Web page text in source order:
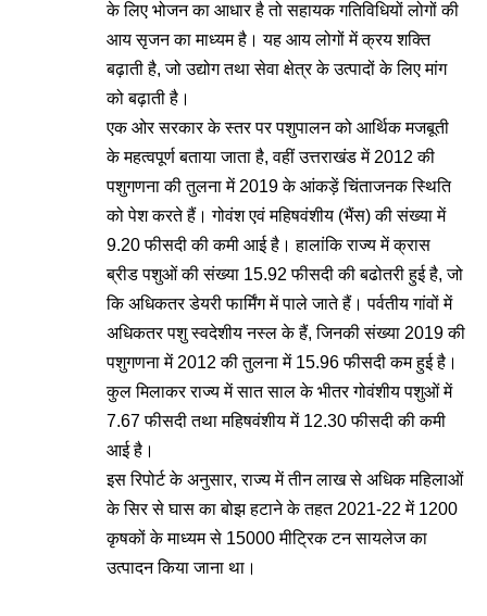
के लिए भोजन का आधार है तो सहायक गतिविधियों लोगों की
आय सृजन का माध्यम है। यह आय लोगों में क्रय शक्ति
बढ़ाती है, जो उद्योग तथा सेवा क्षेत्र के उत्पादों के लिए मांग
को बढ़ाती है।
एक ओर सरकार के स्तर पर पशुपालन को आर्थिक मजबूती
के महत्वपूर्ण बताया जाता है, वहीं उत्तराखंड में 2012 की
पशुगणना की तुलना में 2019 के आंकड़ें चिंताजनक स्थिति
को पेश करते हैं। गोवंश एवं महिषवंशीय (भैंस) की संख्या में
9.20 फीसदी की कमी आई है। हालांकि राज्य में क्रास
ब्रीड पशुओं की संख्या 15.92 फीसदी की बढोतरी हुई है, जो
कि अधिकतर डेयरी फार्मिंग में पाले जाते हैं। पर्वतीय गांवों में
अधिकतर पशु स्वदेशीय नस्ल के हैं, जिनकी संख्या 2019 की
पशुगणना में 2012 की तुलना में 15.96 फीसदी कम हुई है।
कुल मिलाकर राज्य में सात साल के भीतर गोवंशीय पशुओं में
7.67 फीसदी तथा महिषवंशीय में 12.30 फीसदी की कमी
आई है।
इस रिपोर्ट के अनुसार, राज्य में तीन लाख से अधिक महिलाओं
के सिर से घास का बोझ हटाने के तहत 2021-22 में 1200
कृषकों के माध्यम से 15000 मीट्रिक टन सायलेज का
उत्पादन किया जाना था।